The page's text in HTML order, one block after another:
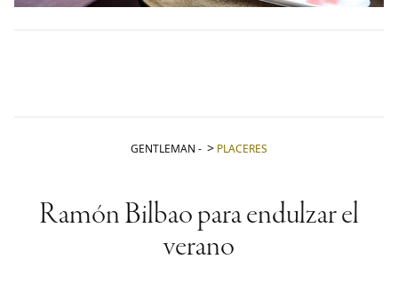
GENTLEMAN - PLACERES
Ramón Bilbao para endulzar el
verano